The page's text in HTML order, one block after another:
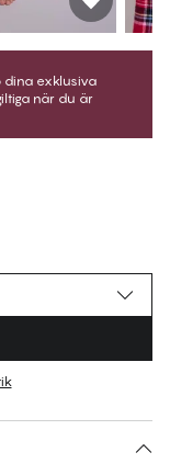
dina exklusiva
när du är